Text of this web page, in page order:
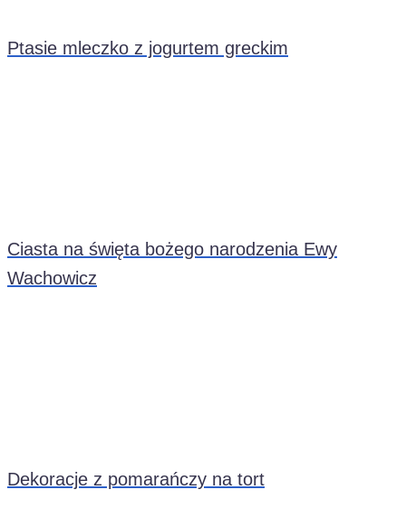
Ptasie mleczko z jogurtem greckim
Ciasta na święta bożego narodzenia Ewy
Wachowicz
Dekoracje z pomarańczy na tort